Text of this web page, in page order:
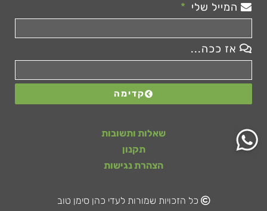
המייל שלי
אז ככה...
קדימה
שאלות ותשובות
תקנון
הצהרת נגישות
כל הזכויות שמורות לעדי כהן סימן טוב